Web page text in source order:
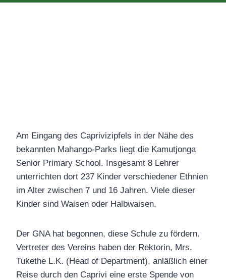
Am Eingang des Caprivizipfels in der Nähe des
bekannten Mahango-Parks liegt die Kamutjonga
Senior Primary School. Insgesamt 8 Lehrer
unterrichten dort 237 Kinder verschiedener Ethnien
im Alter zwischen 7 und 16 Jahren. Viele dieser
Kinder sind Waisen oder Halbwaisen.
Der GNA hat begonnen, diese Schule zu fördern.
Vertreter des Vereins haben der Rektorin, Mrs.
Tukethe L.K. (Head of Department), anläßlich einer
Reise durch den Caprivi eine erste Spende von